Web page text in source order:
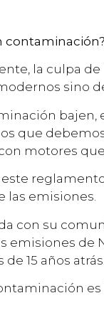
contaminación?
la culpa
sino
que
motores
las emisiones.
con su
de
15 años atrás.